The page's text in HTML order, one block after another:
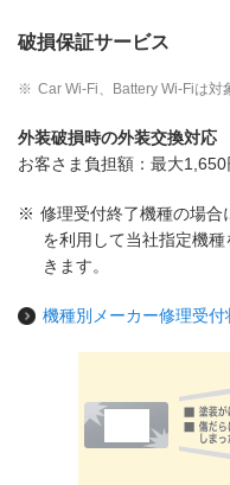
破損保証サービス
※ Car Wi-Fi、Battery Wi-Fiは対
外装破損時の外装交換対応
お客さま負担額：最大1,650
※ 修理受付終了機種の場合
を利用して当社指定機
きます。
機種別メーカー修理受付